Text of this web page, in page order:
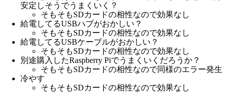
安定しそうでうまくいく？
そもそもSDカードの相性なので効果なし
給電してるUSBハブがおかしい？
そもそもSDカードの相性なので効果なし
給電してるUSBケーブルがおかしい？
そもそもSDカードの相性なので効果なし
別途購入したRaspberry Piでうまくいくだろうか？
そもそもSDカードの相性なので同様のエラー発生
冷やす
そもそもSDカードの相性なので効果なし